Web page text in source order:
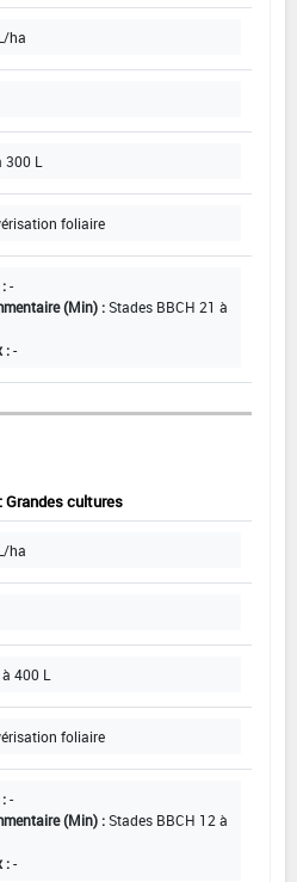
ha
300 L
foliaire
-
(Min) :Stades BBCH 21 à
:-
Grandes cultures
ha
400 L
foliaire
-
(Min) :Stades BBCH 12 à
:-